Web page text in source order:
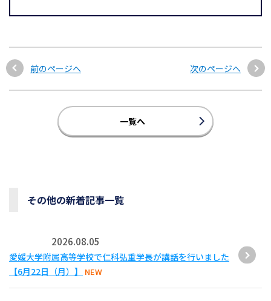
前のページへ 次のページへ
一覧へ
その他の新着記事一覧
2026.08.05
愛媛大学附属高等学校で仁科弘重学長が講話を行いました
【6月22日（月）】
NEW